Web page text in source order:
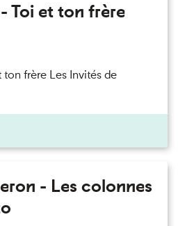
Toi et ton frère
frère Les Invités de
- Les colonnes